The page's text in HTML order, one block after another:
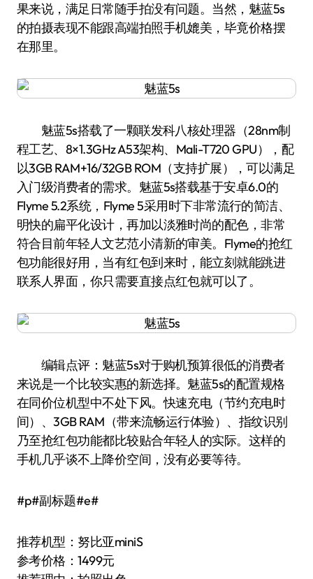
果来说，满足日常随手拍没有问题。当然，魅蓝5s
的拍摄表现不能跟高端拍照手机媲美，毕竟价格摆
在那里。
魅蓝5s搭载了一颗联发科八核处理器（28nm制
程工艺、8×1.3GHz A53架构、Mali-T720 GPU），配
以3GB RAM+16/32GB ROM（支持扩展），可以满足
入门级消费者的需求。魅蓝5s搭载基于安卓6.0的
Flyme 5.2系统，Flyme 5采用时下非常流行的简洁、
明快的扁平化设计，再加以淡雅时尚的配色，非常
符合目前年轻人文艺范小清新的审美。Flyme的抢红
包功能很好用，当有红包到来时，能立刻就能跳进
联系人界面，你只需要直接点红包就可以了。
编辑点评：魅蓝5s对于购机预算很低的消费者
来说是一个比较实惠的新选择。魅蓝5s的配置规格
在同价位机型中不处下风。快速充电（节约充电时
间）、3GB RAM（带来流畅运行体验）、指纹识别
乃至抢红包功能都比较贴合年轻人的实际。这样的
手机几乎谈不上降价空间，没有必要等待。
#p#副标题#e#
推荐机型：努比亚miniS
参考价格：1499元